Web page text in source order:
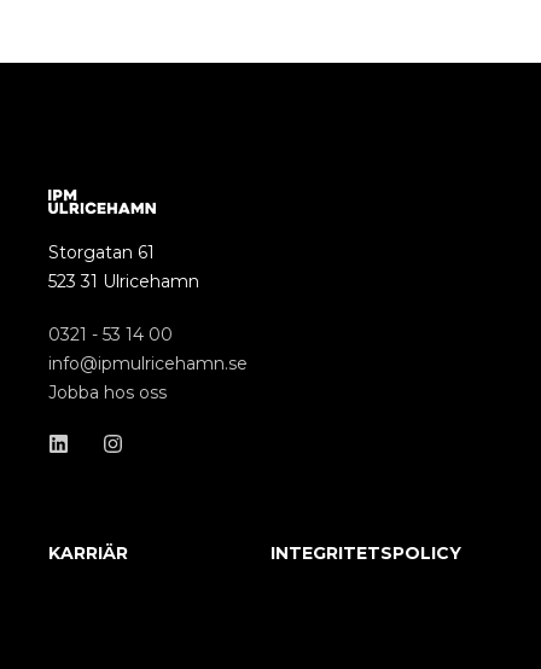
Storgatan 61
523 31 Ulricehamn
0321 - 53 14 00
info@ipmulricehamn.se
Jobba hos oss
KARRIÄR INTEGRITETSPOLICY